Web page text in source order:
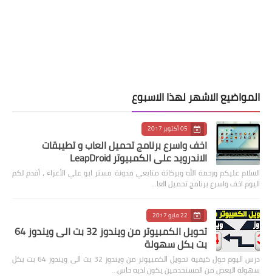
المواضيع الاشهر لهذا الاسبوع
05 أكتوبر 2017
اخف واسرع برنامج تحميل العاب و تطيبقات
الاندرويد على الكمبيوتر LeapDroid
السلام عليكم ورحمة الله وبركاتة متابعي مدونة مستر ابو علي الأعزاء ، أقدم لكم
اليوم اخف واسرع برنامج تحميل العا…
22 مايو 2017
تحويل الكمبيوتر من ويندوز 32 بت الى ويندوز 64
بت بكل سهولة
درس اليوم حول كيفية تحويل الكمبيوتر من ويندوز 32 بت الى ويندوز 64 بت بكل
سهولة البعض من المستخدمين يكون لديه حاس…